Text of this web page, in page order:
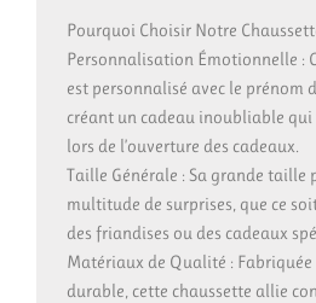
Pourquoi Choisir Notre
Personnalisation Émotionnelle :
est personnalisé avec le prénom
créant un cadeau inoubliable
lors de l’ouverture des cadeaux.
Taille Générale : Sa grande taille
multitude de surprises, que ce
des friandises ou des cadeaux
Matériaux de Qualité :
durable, cette chaussette allie